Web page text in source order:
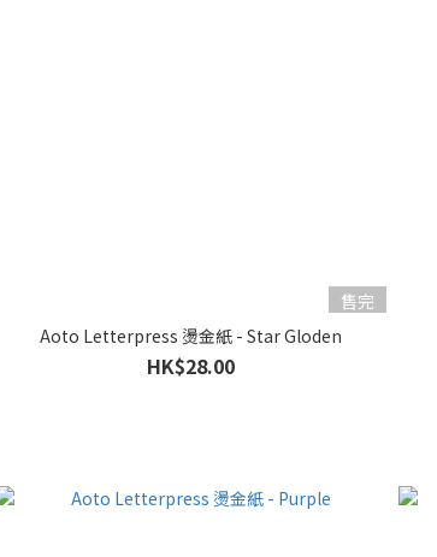
售完
Aoto Letterpress 燙金紙 - Star Gloden
HK$28.00